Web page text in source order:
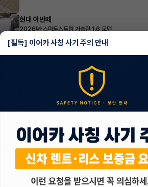
현대 아반떼
2026년·스마트스트림 가솔린 1.6 모던
월 401,160 원 X 44개월
지원금 1,320,000원
조회 376방금전
2025년·1.6 터보 HEV 2WD 5인승 캘리그래피
지원금3,000,000원
조회 644방금전
기아 카니발
[필독] 이어카 사칭 사기 주의 안내